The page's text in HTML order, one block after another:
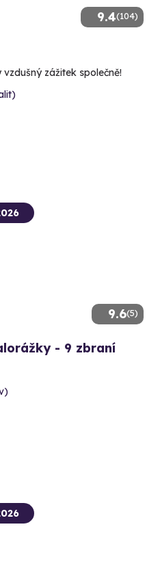
9.4(104)
zážitek společně!
9.6(5)
- 9 zbraní